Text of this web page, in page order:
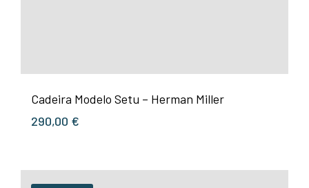
Cadeira Modelo Setu – Herman Miller
290,00 €